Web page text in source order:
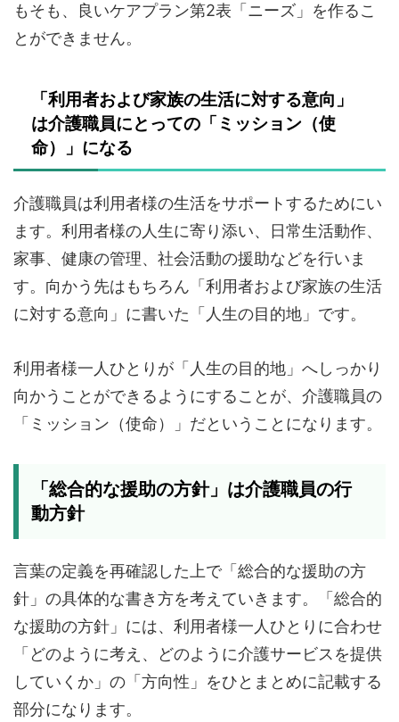
もそも、良いケアプラン第2表「ニーズ」を作るこ
とができません。
「利用者および家族の生活に対する意向」
は介護職員にとっての「ミッション（使
命）」になる
介護職員は利用者様の生活をサポートするためにい
ます。利用者様の人生に寄り添い、日常生活動作、
家事、健康の管理、社会活動の援助などを行いま
す。向かう先はもちろん「利用者および家族の生活
に対する意向」に書いた「人生の目的地」です。
利用者様一人ひとりが「人生の目的地」へしっかり
向かうことができるようにすることが、介護職員の
「ミッション（使命）」だということになります。
「総合的な援助の方針」は介護職員の行
動方針
言葉の定義を再確認した上で「総合的な援助の方
針」の具体的な書き方を考えていきます。「総合的
な援助の方針」には、利用者様一人ひとりに合わせ
「どのように考え、どのように介護サービスを提供
していくか」の「方向性」をひとまとめに記載する
部分になります。